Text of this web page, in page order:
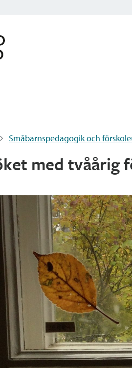
Småbarnspedagogik och
med tvåårig